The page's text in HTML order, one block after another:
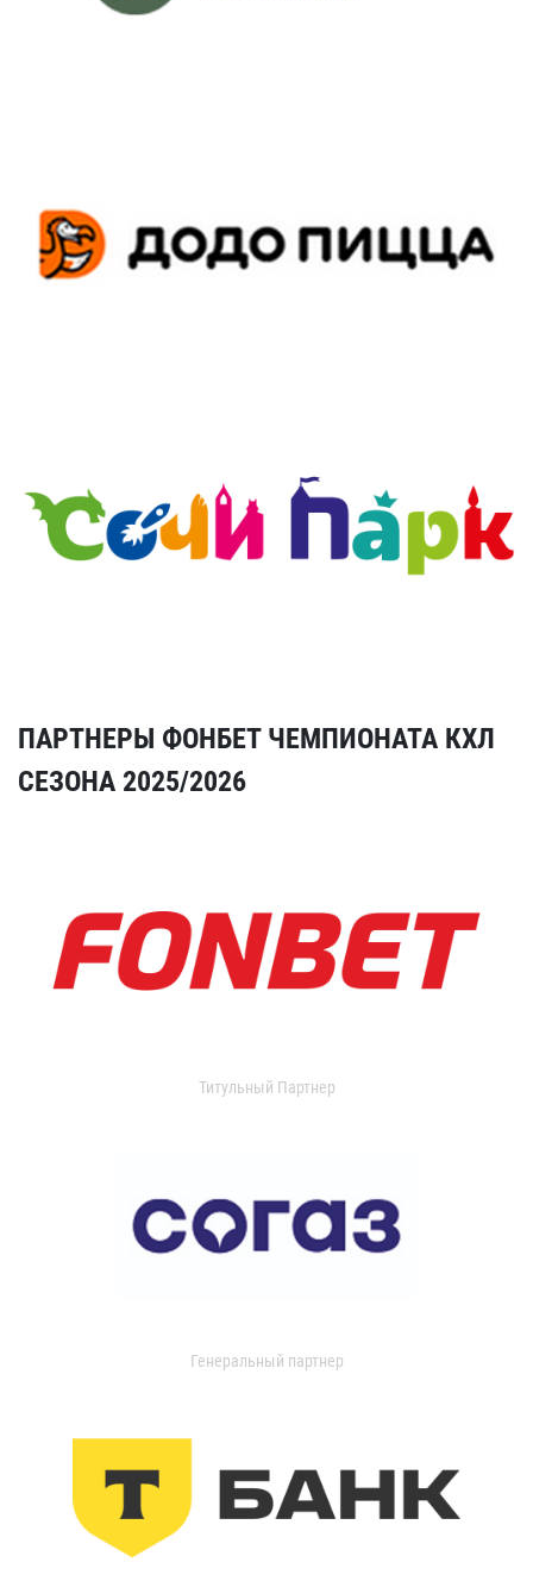
ПАРТНЕРЫ ФОНБЕТ ЧЕМПИОНАТА КХЛ
СЕЗОНА 2025/2026
Титульный Партнер
Генеральный партнер